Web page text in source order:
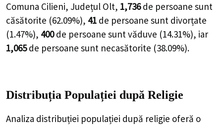
Comuna Cilieni, Județul Olt, 1,736 de persoane sunt
căsătorite (62.09%), 41 de persoane sunt divorțate
(1.47%), 400 de persoane sunt văduve (14.31%), iar
1,065 de persoane sunt necasătorite (38.09%).
Distribuția Populației după Religie
Analiza distribuției populației după religie oferă o